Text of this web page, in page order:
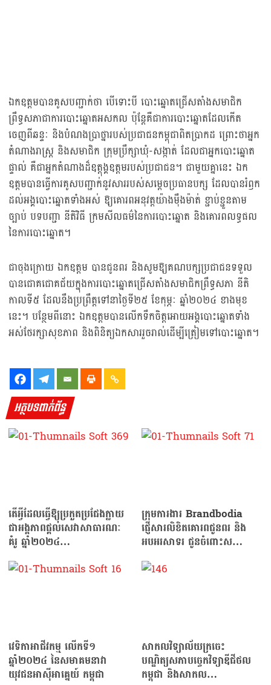
ឯកឧត្តមបានគូសបញ្ជាក់ថា បើទោះបី បោះឆ្នោតជ្រើសតាំងសមាជិក
ព្រឹទ្ធសភាជាការបោះឆ្នោតអសកល ប៉ុន្តែគឺជាការបោះឆ្នោតដែលកើត
ចេញពីឆន្ទៈ និងបំណងប្រាថ្នារបស់ប្រជាជនកម្ពុជាពិតប្រាកដ ព្រោះថាអ្នក
តំណាងរាស្ត្រ និងសមាជិក ក្រុមប្រឹក្សាឃុំ-សង្កាត់ ដែលជាអ្នកបោះឆ្នោត
ផ្ទាល់ គឺជាអ្នកតំណាងដ៏ឧត្តុង្គឧត្តមរបស់ប្រជាជន។ ជាមួយគ្នានេះ ឯក
ឧត្តមបានធ្វើការគូសបញ្ជាក់នូវសាររបស់សម្តេចប្រធានបក្ស ដែលបានរំឭក
ដល់អង្គបោះឆ្នោតទាំងអស់ ឱ្យគោរពអនុវត្តយ៉ាងម៉ឹងម៉ាត់ ខ្ជាប់ខ្ជួនតាម
ច្បាប់ បទបញ្ជា នីតិវិធី ក្រមសីលធម៌នៃការបោះឆ្នោត និងគោរពលទ្ធផល
នៃការបោះឆ្នោត។
ជាចុងក្រោយ ឯកឧត្តម បានជូនពរ និងសូមឱ្យគណបក្សប្រជាជនទទួល
បានជោគជោគជ័យក្នុងការបោះឆ្នោតជ្រើសតាំងសមាជិកព្រឹទ្ធសភា នីតិ
កាលទី៥ ដែលនឹងប្រព្រឹត្តទៅនាថ្ងៃទី២៥ ខែកុម្ភៈ ឆ្នាំ២០២៤ ខាងមុខ
នេះ។ បន្ថែមពីនោះ ឯកឧត្តមបានលើកទឹកចិត្តអោយអង្គបោះឆ្នោតទាំង
អស់ថែរក្សាសុខភាព និងពិនិត្យឯកសាររួចរាល់ដើម្បីត្រៀមទៅបោះឆ្នោត។
អត្ថបទពាក់ព័ន្ធ
តើអ្វីដែលធ្វើឱ្យប្រកួតប្រជែងក្លាយ
ជាអង្គភាពផ្តល់សេវាសាធារណៈ
គំរូ ឆ្នាំ២០២៤…
ក្រុមការងារ Brandbodia
ផ្ញើសារលិខិតគោរពជូនពរ និង
អបអរសាទរ ជូនចំពោះស
ម្តេចតេជោ ហ៊ុន សែន…
វេទិកាអាជីវកម្ម លើកទី១
ឆ្នាំ២០២៤ នៃសមាគមនាវា
យុវជនអាស៊ីអាគ្នេយ៍ កម្ពុជា
សាកលវិទ្យាល័យក្រចេះ
បណ្ឌិត្យសភាបច្ចេកវិទ្យាឌីជីថល
កម្ពុជា និងសាកល